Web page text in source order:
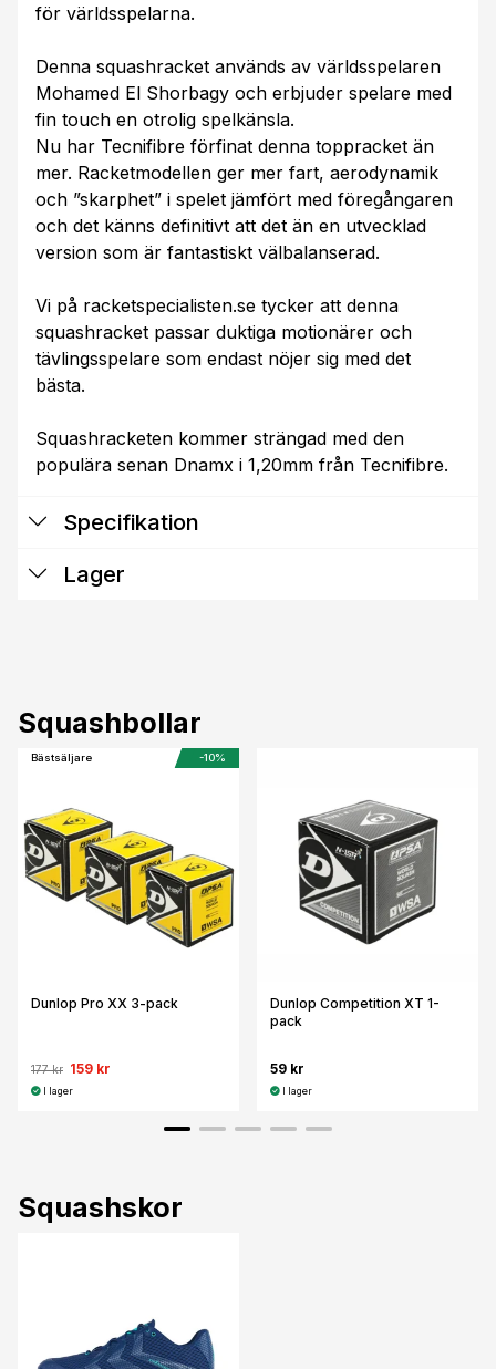
för världsspelarna.
Denna squashracket används av världsspelaren
Mohamed El Shorbagy och erbjuder spelare med
fin touch en otrolig spelkänsla.
Nu har Tecnifibre förfinat denna toppracket än
mer. Racketmodellen ger mer fart, aerodynamik
och ”skarphet” i spelet jämfört med föregångaren
och det känns definitivt att det än en utvecklad
version som är fantastiskt välbalanserad.
Vi på racketspecialisten.se tycker att denna
squashracket passar duktiga motionärer och
tävlingsspelare som endast nöjer sig med det
bästa.
Squashracketen kommer strängad med den
populära senan Dnamx i 1,20mm från Tecnifibre.
Specifikation
Lager
Squashbollar
Bästsäljare -10%
Dunlop Pro XX 3-pack
177 kr 159 kr
I lager
Dunlop Competition XT 1-
pack
59 kr
I lager
Squashskor